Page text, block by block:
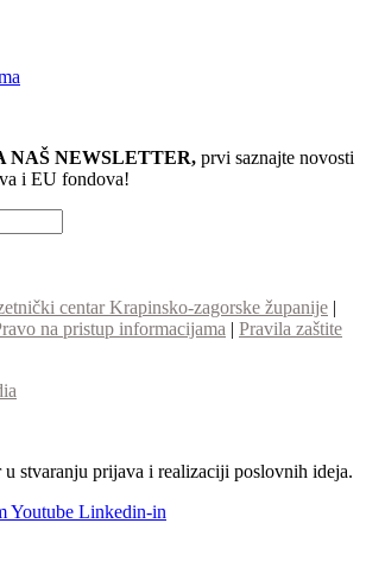
NAŠ NEWSLETTER, prvi saznajte novosti
i EU fondova!
centar Krapinsko-zagorske županije |
na pristup informacijama | Pravila zaštite
u stvaranju prijava i realizaciji poslovnih ideja.
Youtube Linkedin-in